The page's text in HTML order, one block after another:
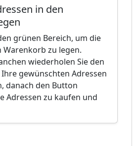
in den
grünen Bereich, um die
Warenkorb zu legen.
wiederholen Sie den
gewünschten Adressen
danach den Button
Adressen zu kaufen und